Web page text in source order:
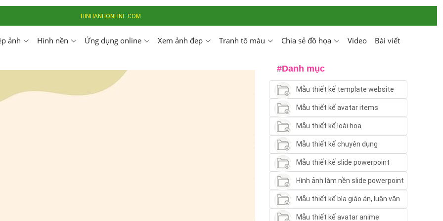
HINHANHONLINE.COM
ảnh Hình nền Ứng dụng online Xem ảnh đep Tranh tô màu Chia sẻ đồ họa Video Bài viết
#Danh mục
Mẫu thiết kế template website
Mẫu thiết kế avatar items
Mẫu thiết kế loài hoa
Mẫu thiết kế chuyên dụng
Mẫu thiết kế slide powerpoint
Hình ảnh làm nền slide powerpoint
Mẫu thiết kế bìa giáo án, luận văn
Mẫu thiết kế avatar anime